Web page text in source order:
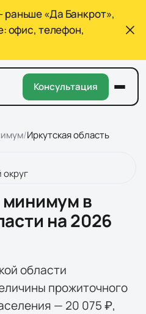
«Да Банкрот»,
офис, телефон,
Консультация
/Иркутская область
в
на 2026
области
прожиточного
— 20 075 ₽,